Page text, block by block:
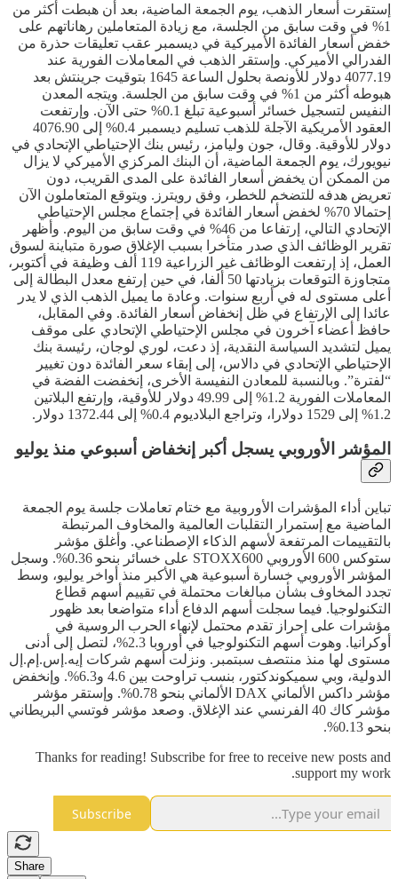
إستقرت أسعار الذهب، يوم الجمعة الماضية، بعد أن هبطت أكثر من
1% في وقت سابق من الجلسة، مع زيادة المتعاملين رهاناتهم على
خفض أسعار الفائدة الأميركية في ديسمبر عقب تعليقات حذرة من
الفدرالي الأميركي. وإستقر الذهب في المعاملات الفورية عند
4077.19 دولار للأونصة بحلول الساعة 1645 بتوقيت جرينتش بعد
هبوطه أكثر من 1% في وقت سابق من الجلسة. ويتجه المعدن
النفيس لتسجيل خسائر أسبوعية تبلغ 0.1% حتى الآن. وإرتفعت
العقود الأمريكية الآجلة للذهب تسليم ديسمبر 0.4% إلى 4076.90
دولار للأوقية. وقال، جون وليامز، رئيس بنك الإحتياطي الإتحادي في
نيويورك، يوم الجمعة الماضية، أن البنك المركزي الأميركي لا يزال
من الممكن أن يخفض أسعار الفائدة على المدى القريب، دون
تعريض هدفه للتضخم للخطر، وفق رويترز. ويتوقع المتعاملون الآن
إحتمالا 70% لخفض أسعار الفائدة في إجتماع مجلس الإحتياطي
الإتحادي التالي، إرتفاعا من 46% في وقت سابق من اليوم. وأظهر
تقرير الوظائف الذي صدر متأخرا بسبب الإغلاق صورة متباينة لسوق
العمل، إذ إرتفعت الوظائف غير الزراعية 119 ألف وظيفة في أكتوبر،
متجاوزة التوقعات بزيادتها 50 ألفا، في حين إرتفع معدل البطالة إلى
أعلى مستوى له في أربع سنوات. وعادة ما يميل الذهب الذي لا يدر
عائدا إلى الإرتفاع في ظل إنخفاض أسعار الفائدة. وفي المقابل،
حافظ أعضاء آخرون في مجلس الإحتياطي الإتحادي على موقف
يميل لتشديد السياسة النقدية، إذ دعت، لوري لوجان، رئيسة بنك
الإحتياطي الإتحادي في دالاس، إلى إبقاء سعر الفائدة دون تغيير
“لفترة”. وبالنسبة للمعادن النفيسة الأخرى، إنخفضت الفضة في
المعاملات الفورية 1.2% إلى 49.99 دولار للأوقية، وإرتفع البلاتين
1.2% إلى 1529 دولارا، وتراجع البلاديوم 0.4% إلى 1372.44 دولار.
المؤشر الأوروبي يسجل أكبر إنخفاض أسبوعي منذ يوليو
تباين أداء المؤشرات الأوروبية مع ختام تعاملات جلسة يوم الجمعة
الماضية مع إستمرار التقلبات العالمية والمخاوف المرتبطة
بالتقييمات المرتفعة لأسهم الذكاء الإصطناعي. وأغلق مؤشر
ستوكس 600 الأوروبي STOXX600 على خسائر بنحو 0.36%. وسجل
المؤشر الأوروبي خسارة أسبوعية هي الأكبر منذ أواخر يوليو، وسط
تجدد المخاوف بشأن مبالغات محتملة في تقييم أسهم قطاع
التكنولوجيا. فيما سجلت أسهم الدفاع أداء متواضعا بعد ظهور
مؤشرات على إحراز تقدم محتمل لإنهاء الحرب الروسية في
أوكرانيا. وهوت أسهم التكنولوجيا في أوروبا 2.3%، لتصل إلى أدنى
مستوى لها منذ منتصف سبتمبر. ونزلت أسهم شركات إيه.إس.إم.إل
الدولية، وبي سميكوندكتور، بنسب تراوحت بين 4.6 و6.3%. وإنخفض
مؤشر داكس الألماني DAX الألماني بنحو 0.78%. وإستقر مؤشر
مؤشر كاك 40 الفرنسي عند الإغلاق. وصعد مؤشر فوتسي البريطاني
بنحو 0.13%.
Thanks for reading! Subscribe for free to receive new posts and
support my work.
Subscribe
Share